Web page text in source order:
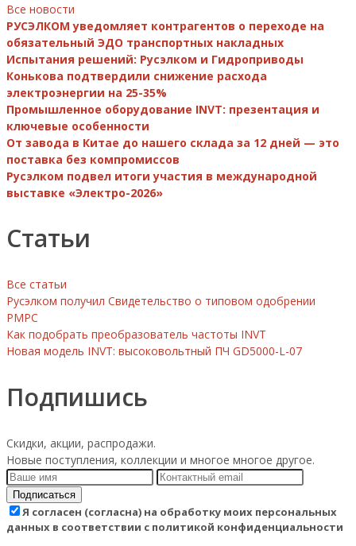
Все новости
РУСЭЛКОМ уведомляет контрагентов о переходе на
обязательный ЭДО транспортных накладных
Испытания решений: Русэлком и Гидроприводы
Конькова подтвердили снижение расхода
электроэнергии на 25-35%
Промышленное оборудование INVT: презентация и
ключевые особенности
От завода в Китае до нашего склада за 12 дней — это
поставка без компромиссов
Русэлком подвел итоги участия в международной
выставке «Электро-2026»
Статьи
Все статьи
Русэлком получил Свидетельство о типовом одобрении
РМРС
Как подобрать преобразователь частоты INVT
Новая модель INVT: высоковольтный ПЧ GD5000-L-07
Подпишись
Скидки, акции, распродажи.
Новые поступления, коллекции и многое многое другое.
Подписаться
Я согласен (согласна) на обработку моих персональных
данных в соответствии с политикой конфиденциальности